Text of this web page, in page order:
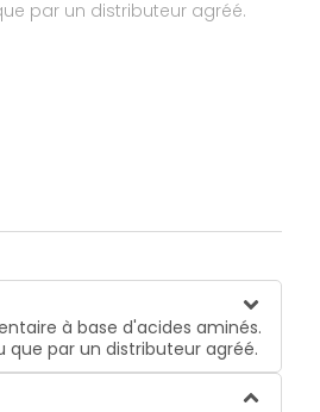
par un distributeur agréé.
à base d'acides aminés.
que par un distributeur agréé.